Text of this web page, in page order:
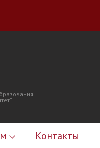
Контакты